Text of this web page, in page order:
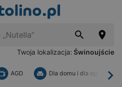
Twoja lokalizacja: Świnoujście
AGD Dla domu i dla ogrodu